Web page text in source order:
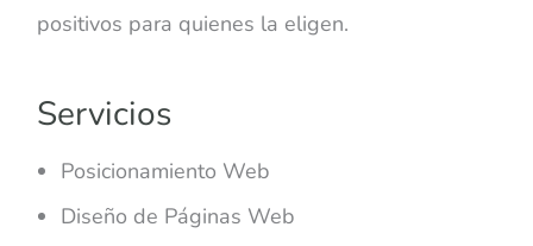
positivos para quienes la eligen.
Servicios
Posicionamiento Web
Diseño de Páginas Web